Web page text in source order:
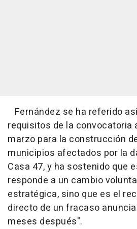
Fernández se ha referido
requisitos de la convocatoria
marzo para la construcción
municipios afectados por la
Casa 47, y ha sostenido que
responde a un cambio
estratégica, sino que es el
directo de un fracaso
meses después".